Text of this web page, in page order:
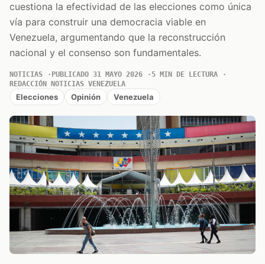
cuestiona la efectividad de las elecciones como única
vía para construir una democracia viable en
Venezuela, argumentando que la reconstrucción
nacional y el consenso son fundamentales.
NOTICIAS PUBLICADO 31 MAYO 2026
5 MIN DE LECTURA
REDACCIÓN NOTICIAS VENEZUELA
Elecciones Opinión Venezuela